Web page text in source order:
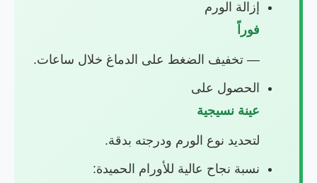
إزالة الورم
فوراً
— تخفيف الضغط على الدماغ خلال ساعات.
الحصول على
عينة نسيجية
لتحديد نوع الورم ودرجته بدقة.
نسبة نجاح عالية للأورام الحميدة: